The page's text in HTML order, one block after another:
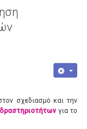
σχεδιασμό και την
για το